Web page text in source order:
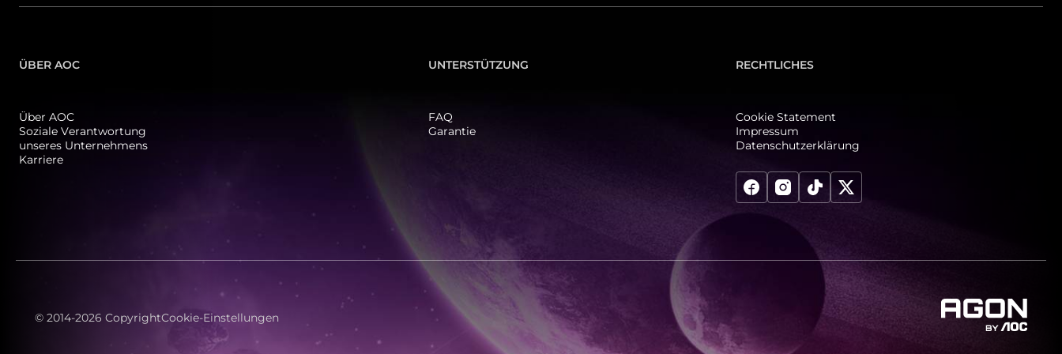
ÜBER AOC
Über AOC
Soziale Verantwortung
unseres Unternehmens
Karriere
UNTERSTÜTZUNG
FAQ
Garantie
RECHTLICHES
Cookie Statement
Impressum
Datenschutzerklärung
© 2014-2026 CopyrightCookie-Einstellungen